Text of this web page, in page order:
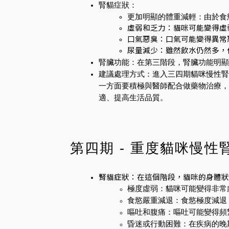
腎貓症狀：
更加明顯的體重減輕：由於
虛弱和乏力：貓咪可能變得
口氣惡臭：口氣可能變得異
尿量減少：雖然飲水仍然多
腎臟功能：在第三階段，腎臟功能明
建議處理方式：進入三四期貓咪慢性
一方面要積極與醫師配合做藥物治療
適、提高生活品質。
第四期 - 重度貓咪慢性
腎貓症狀：在這個階段，貓咪的身體
極度虛弱：貓咪可能變得非
食慾嚴重減退：食慾極度減
嘔吐和腹痛：嘔吐可能變得
昏迷或行動困難：在疾病的